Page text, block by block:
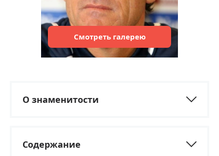
Смотреть галерею
О знаменитости
Содержание